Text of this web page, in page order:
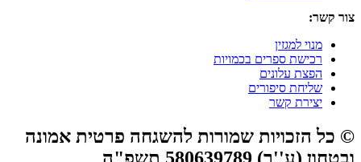
צור קשר:
מנוי למגזין
רכישת ספרים בכמויות
הפצת עלונים
שליחת סיפורים
יצירת קשר
© כל הזכויות שמורות להשגחה פרטית אמונה
ובטחון (ע''ר) 580639789 תשפ"ה